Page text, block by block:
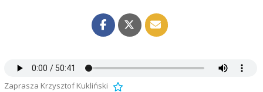
Zaprasza Krzysztof Kukliński